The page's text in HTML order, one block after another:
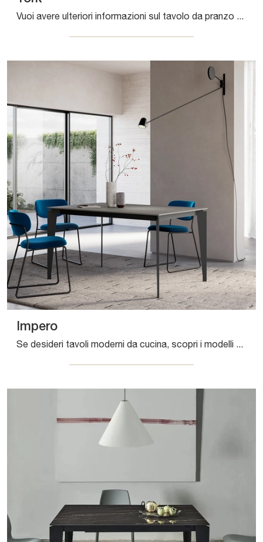
Vuoi avere ulteriori informazioni sul tavolo da pranzo York di Arredo3? Clicca e ottieni informazioni sui modelli allungabili dell'azienda.
Impero